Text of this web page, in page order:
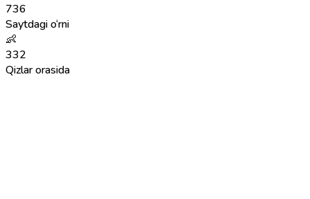
736
Saytdagi o‘rni
👶
332
Qizlar orasida